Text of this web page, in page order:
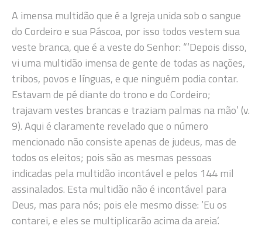
A imensa multidão que é a Igreja unida sob o sangue
do Cordeiro e sua Páscoa, por isso todos vestem sua
veste branca, que é a veste do Senhor: “‘Depois disso,
vi uma multidão imensa de gente de todas as nações,
tribos, povos e línguas, e que ninguém podia contar.
Estavam de pé diante do trono e do Cordeiro;
trajavam vestes brancas e traziam palmas na mão’ (v.
9). Aqui é claramente revelado que o número
mencionado não consiste apenas de judeus, mas de
todos os eleitos; pois são as mesmas pessoas
indicadas pela multidão incontável e pelos 144 mil
assinalados. Esta multidão não é incontável para
Deus, mas para nós; pois ele mesmo disse: ‘Eu os
contarei, e eles se multiplicarão acima da areia’.